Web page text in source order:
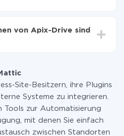
die über unseren
auf ein anderes übertragen
Tarifen
von Apix-Drive sind
Site-Besitzern, ihre Plugins
Systeme zu integrieren.
Tools zur Automatisierung
mit denen Sie einfach
zwischen Standorten